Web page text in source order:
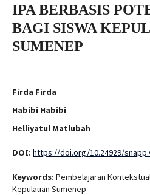
IPA BERBASIS
BAGI SISWA
SUMENEP
Firda Firda
Habibi Habibi
Helliyatul Matlubah
DOI: https://doi.org/10.24929/
Keywords: Pembelajaran
Kepulauan Sumenep